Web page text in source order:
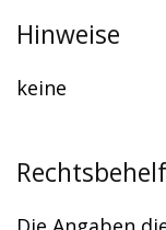
Hinweise
keine
Rechtsbehelf